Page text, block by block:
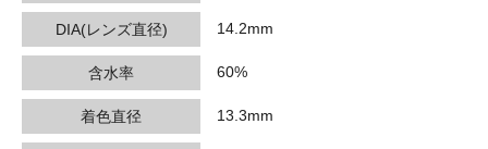
DIA(レンズ直径) 14.2mm
含水率 60%
着色直径 13.3mm